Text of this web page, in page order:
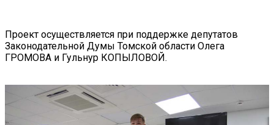
Проект осуществляется при поддержке депутатов
Законодательной Думы Томской области Олега
ГРОМОВА и Гульнур КОПЫЛОВОЙ.